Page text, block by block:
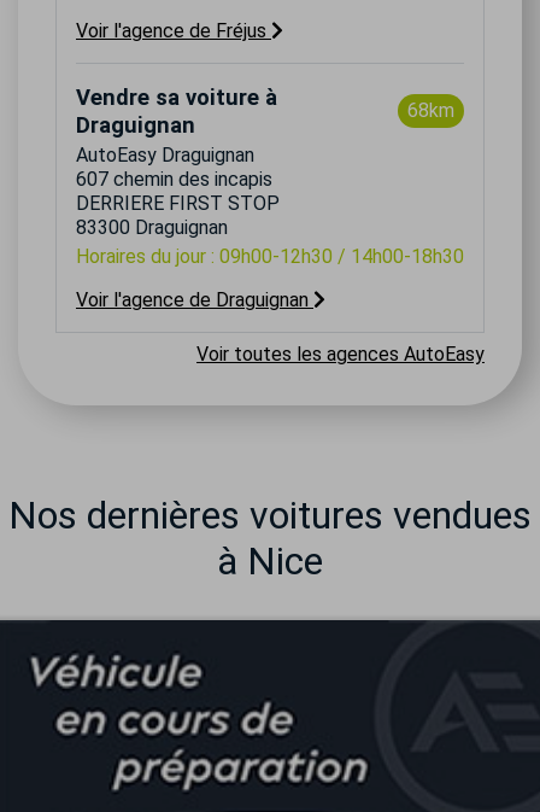
Voir l'agence de Fréjus
Vendre sa voiture à
Draguignan
68km
AutoEasy Draguignan
607 chemin des incapis
DERRIERE FIRST STOP
83300 Draguignan
Horaires du jour : 09h00-12h30 / 14h00-18h30
Voir l'agence de Draguignan
Voir toutes les agences AutoEasy
Nos dernières voitures vendues
à Nice